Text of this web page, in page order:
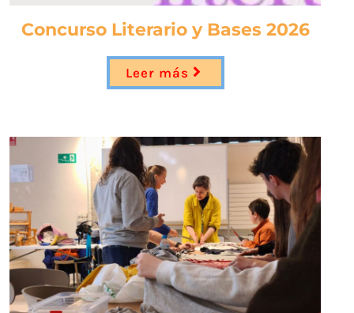
Concurso Literario y Bases 2026
Leer más